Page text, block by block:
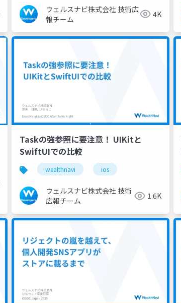
ウェルスナビ株式会社 技術広
報チーム
4K
Taskの強参照に要注意！ UIKitと
SwiftUIでの比較
wealthnavi ios
ウェルスナビ株式会社 技術
広報チーム
1.6K